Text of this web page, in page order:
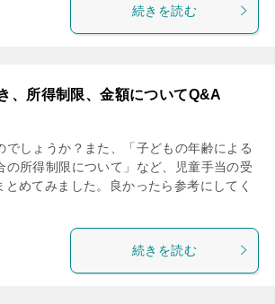
続きを読む
、所得制限、金額についてQ&A
しょうか？また、「子どもの年齢による
所得制限について」など、児童手当の受
めてみました。良かったら参考にしてく
続きを読む